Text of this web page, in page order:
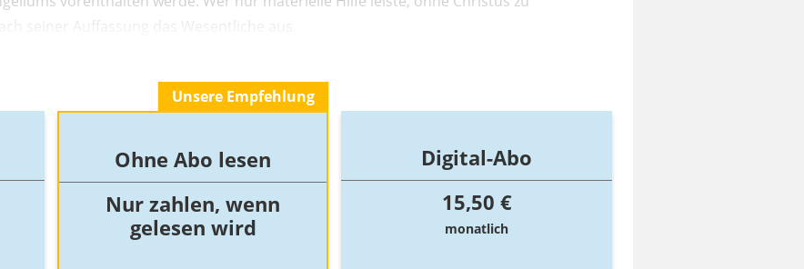
seiner Auffassung das Wesentliche aus.
Unsere Empfehlung
Ohne Abo lesen
Nur zahlen, wenn
gelesen wird
Digital-Abo
15,50 €
monatlich